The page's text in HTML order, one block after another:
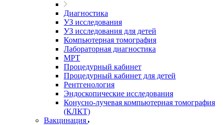
Диагностика
УЗ исследования
УЗ исследования для детей
Компьютерная томография
Лабораторная диагностика
МРТ
Процедурный кабинет
Процедурный кабинет для детей
Рентгенология
Эндоскопические исследования
Конусно-лучевая компьютерная томография
(КЛКТ)
Вакцинация